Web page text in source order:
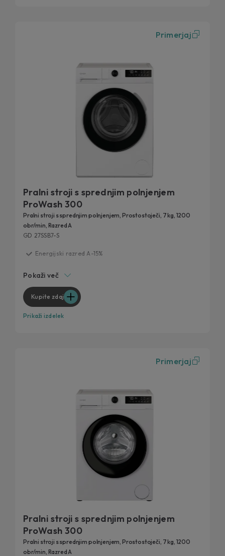
Primerjaj
Pralni stroji s sprednjim polnjenjem
ProWash 300
Pralni stroji s sprednjim polnjenjem, Prostostoječi, 7 kg, 1200
obr/min, Razred A
GD 27SSB7-S
Energijski razred A-15%
Tehnologija ProActive Wash
Večja higiena
Pokaži več
Kupite zdaj
Prikaži izdelek
Primerjaj
Pralni stroji s sprednjim polnjenjem
ProWash 300
Pralni stroji s sprednjim polnjenjem, Prostostoječi, 7 kg, 1200
obr/min, Razred A